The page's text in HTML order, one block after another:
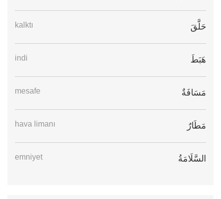
حَلَّقَ kalktı
هَبَطَ indi
مَسَافَةٌ mesafe
مَطَارٌ hava limanı
السَّلَامَةُ emniyet